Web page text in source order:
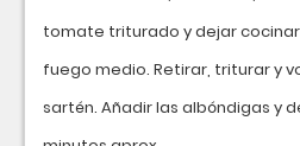
tomate triturado y dejar cocinar
fuego medio. Retirar, triturar y
sartén. Añadir las albóndigas y